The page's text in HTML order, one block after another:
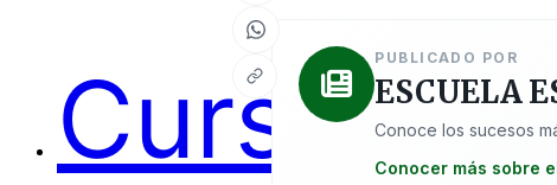
CursosPUBLICADO POR
ESCUELA
Conoce los sucesos
Conocer más sobre